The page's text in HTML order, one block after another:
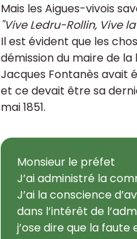
Mais les Aigues-vivois
"Vive Ledru-Rollin, Vive
Il est évident que les
démission du maire de la
Jacques Fontanès avait
et ce devait être sa
mai 1851.
Monsieur le préfet
J’ai administré la
J’ai la conscience
dans l’intérêt de
j’ose dire que la